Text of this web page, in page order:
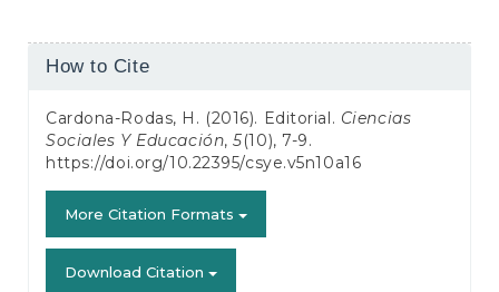
Article
How to Cite
Cardona-Rodas, H. (2016). Editorial. Ciencias
Sociales Y Educación,5(10), 7-9.
https://doi.org/10.22395/csye.v5n10a16
More Citation Formats
Download Citation